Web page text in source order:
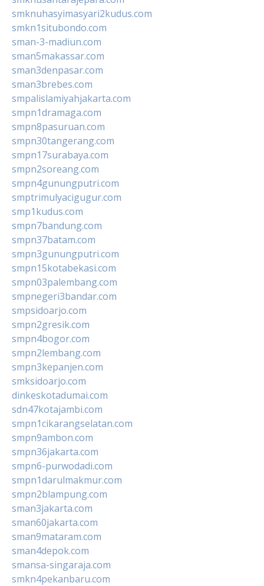
smknuhasyimasyari2kudus.com
smkn1situbondo.com
sman-3-madiun.com
sman5makassar.com
sman3denpasar.com
sman3brebes.com
smpalislamiyahjakarta.com
smpn1dramaga.com
smpn8pasuruan.com
smpn30tangerang.com
smpn17surabaya.com
smpn2soreang.com
smpn4gunungputri.com
smptrimulyacigugur.com
smp1kudus.com
smpn7bandung.com
smpn37batam.com
smpn3gunungputri.com
smpn15kotabekasi.com
smpn03palembang.com
smpnegeri3bandar.com
smpsidoarjo.com
smpn2gresik.com
smpn4bogor.com
smpn2lembang.com
smpn3kepanjen.com
smksidoarjo.com
dinkeskotadumai.com
sdn47kotajambi.com
smpn1cikarangselatan.com
smpn9ambon.com
smpn36jakarta.com
smpn6-purwodadi.com
smpn1darulmakmur.com
smpn2blampung.com
sman3jakarta.com
sman60jakarta.com
sman9mataram.com
sman4depok.com
smansa-singaraja.com
smkn4pekanbaru.com